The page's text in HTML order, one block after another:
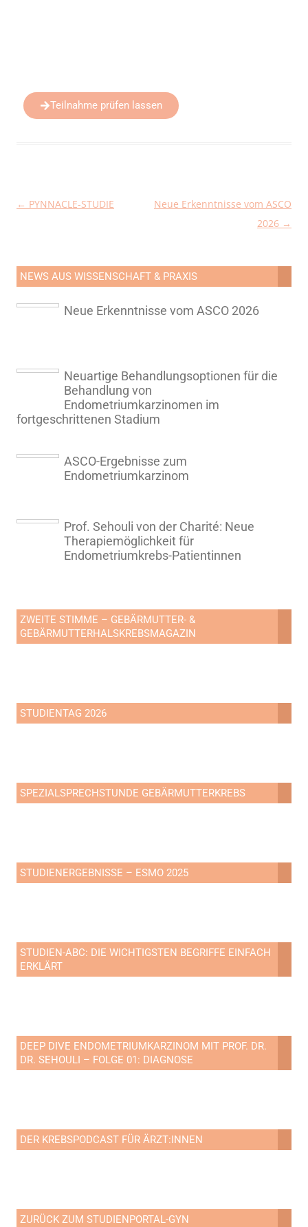
Teilnahme prüfen lassen
Beitragsnavigation
← PYNNACLE-STUDIE
Neue Erkenntnisse vom ASCO
2026 →
NEWS AUS WISSENSCHAFT & PRAXIS
Neue Erkenntnisse vom ASCO 2026
Neuartige Behandlungsoptionen für die
Behandlung von
Endometriumkarzinomen im
fortgeschrittenen Stadium
ASCO-Ergebnisse zum
Endometriumkarzinom
Prof. Sehouli von der Charité: Neue
Therapiemöglichkeit für
Endometriumkrebs-Patientinnen
ZWEITE STIMME – GEBÄRMUTTER- &
GEBÄRMUTTERHALSKREBSMAGAZIN
STUDIENTAG 2026
SPEZIALSPRECHSTUNDE GEBÄRMUTTERKREBS
STUDIENERGEBNISSE – ESMO 2025
STUDIEN-ABC: DIE WICHTIGSTEN BEGRIFFE EINFACH
ERKLÄRT
DEEP DIVE ENDOMETRIUMKARZINOM MIT PROF. DR.
DR. SEHOULI – FOLGE 01: DIAGNOSE
DER KREBSPODCAST FÜR ÄRZT:INNEN
ZURÜCK ZUM STUDIENPORTAL-GYN